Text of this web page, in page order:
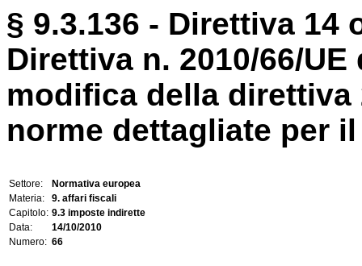
§ 9.3.136 - Direttiva 14
Direttiva n. 2010/66/
modifica della direttiva
norme dettagliate per
Settore:
Normativa europea
Materia:
9. affari fiscali
Capitolo: 9.3 imposte indirette
Data:
14/10/2010
Numero: 66